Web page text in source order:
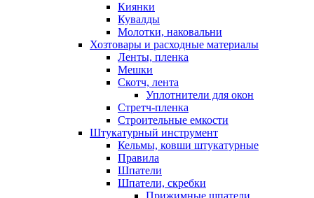
Киянки
Кувалды
Молотки, наковальни
Хозтовары и расходные материалы
Ленты, пленка
Мешки
Скотч, лента
Уплотнители для окон
Стретч-пленка
Строительные емкости
Штукатурный инструмент
Кельмы, ковши штукатурные
Правила
Шпатели
Шпатели, скребки
Прижимные шпатели